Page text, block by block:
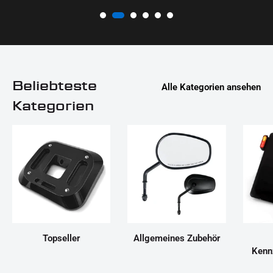
Beliebteste
Kategorien
Alle Kategorien ansehen
Topseller
Allgemeines Zubehör